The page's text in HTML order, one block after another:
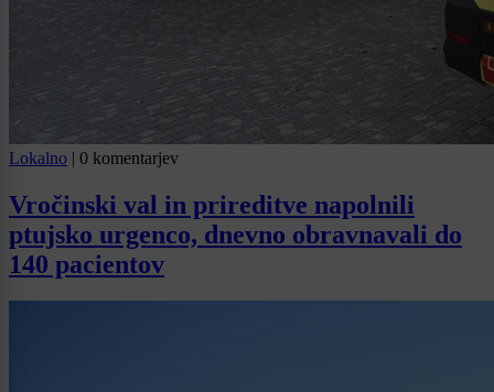
Lokalno | 0 komentarjev
Vročinski val in prireditve napolnili
ptujsko urgenco, dnevno obravnavali do
140 pacientov